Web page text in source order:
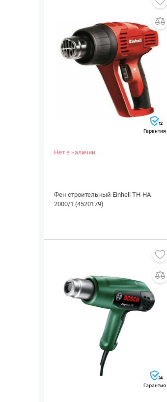
12
Гарантия
Нет в наличии
Фен строительный Einhell TH-HA
2000/1 (4520179)
24
Гарантия